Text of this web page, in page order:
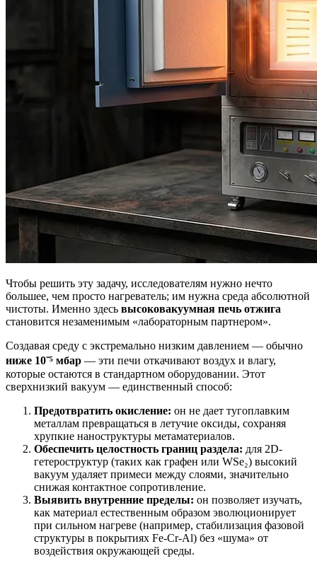
Чтобы решить эту задачу, исследователям нужно нечто
большее, чем просто нагреватель; им нужна среда абсолютной
чистоты. Именно здесь высоковакуумная печь отжига
становится незаменимым «лабораторным партнером».
Создавая среду с экстремально низким давлением — обычно
ниже 10⁻⁵ мбар — эти печи откачивают воздух и влагу,
которые остаются в стандартном оборудовании. Этот
сверхнизкий вакуум — единственный способ:
Предотвратить окисление: он не дает тугоплавким
металлам превращаться в летучие оксиды, сохраняя
хрупкие наноструктуры метаматериалов.
Обеспечить целостность границ раздела: для 2D-
гетероструктур (таких как графен или WSe₂) высокий
вакуум удаляет примеси между слоями, значительно
снижая контактное сопротивление.
Выявить внутренние пределы: он позволяет изучать,
как материал естественным образом эволюционирует
при сильном нагреве (например, стабилизация фазовой
структуры в покрытиях Fe-Cr-Al) без «шума» от
воздействия окружающей среды.